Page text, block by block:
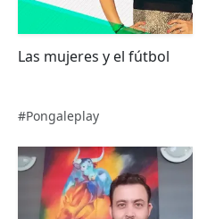
Las mujeres y el fútbol
#Pongaleplay